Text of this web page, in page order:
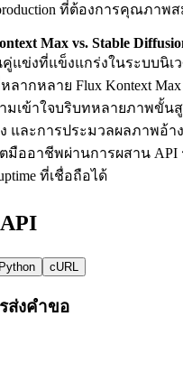
ที่ต้องการคุณภาพส
Max vs. Stable
คู่แข่งที่แข็งแกร่งในระบบนิเ
ลากหลาย Flux Kontext
มเข้าใจบริบทหลายภาพขั้
และการประมวลผลภาพอ้
มืออาชีพผ่านการผสาน API
ที่เชื่อถือได้
Python cURL
ส่งคำขอ